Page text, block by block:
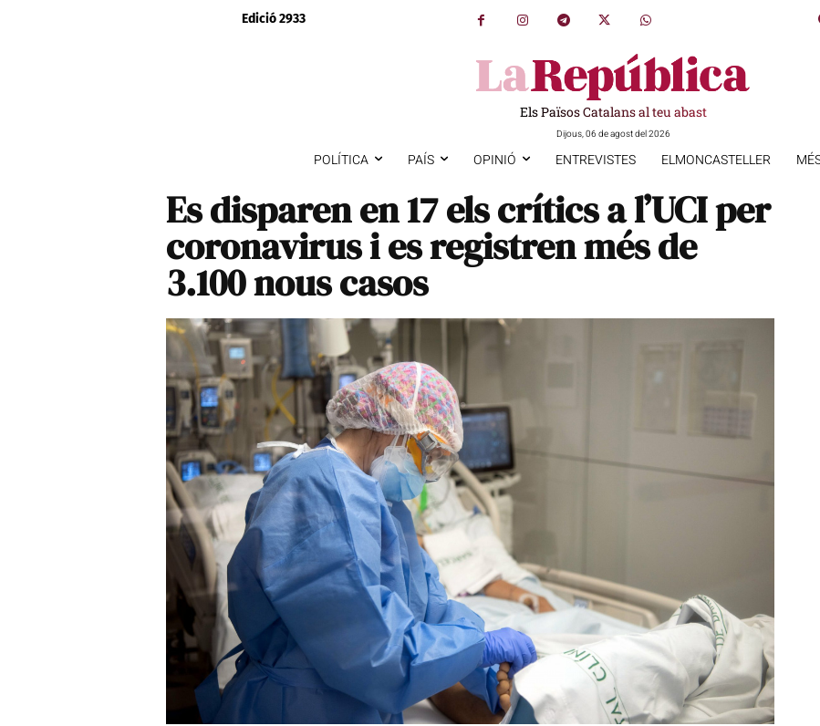
Edició 2933
Els Països Catalans al teu abast
Dijous, 06 de agost del 2026
POLÍTICA PAÍS OPINIÓ ENTREVISTES ELMONCASTELLER
Es disparen en 17 els crítics a l’UCI per
coronavirus i es registren més de
3.100 nous casos